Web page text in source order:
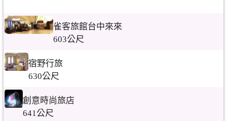
雀客旅館台中來來
603公尺
宿野行旅
630公尺
創意時尚旅店
641公尺